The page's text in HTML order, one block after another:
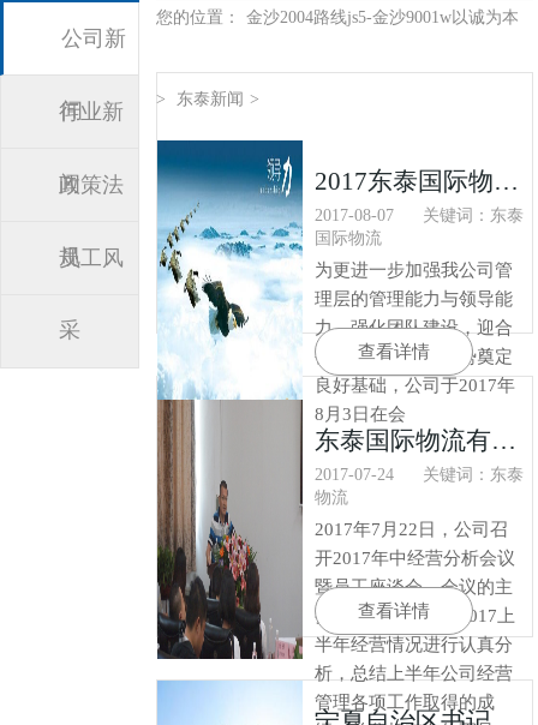
公司新
闻
行业新
闻
政策法
规
员工风
采
您的位置： 金沙2004路线js5-金沙9001w以诚为本
> 东泰新闻 >
2017东泰国际物流管理层领导力培训（二）
2017-08-07
关键词：东泰
国际物流
为更进一步加强我公司管
理层的管理能力与领导能
力、强化团队建设，迎合
公司的壮大发展趋势奠定
良好基础，公司于2017年
8月3日在会
查看详情
东泰国际物流有限公司2017年中经营分析会议
2017-07-24
关键词：东泰
物流
2017年7月22日，公司召
开2017年中经营分析会议
暨员工座谈会。会议的主
要目的是针对公司2017上
半年经营情况进行认真分
析，总结上半年公司经营
管理各项工作取得的成
查看详情